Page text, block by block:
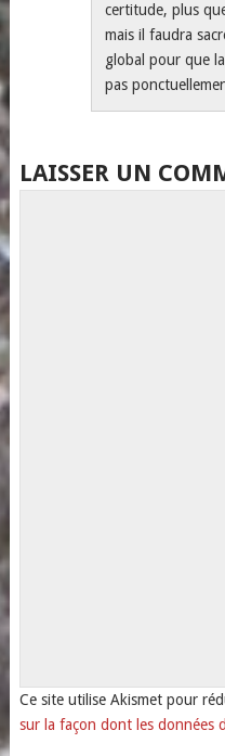
certitude, plus
mais il faudra
global pour que
pas
LAISSER UN
Ce site utilise Akismet pour
sur la façon dont les données